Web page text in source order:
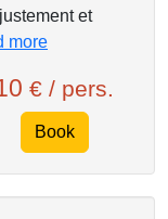
et
more
€ / pers.
Book